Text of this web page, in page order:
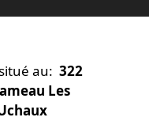
au: 322
Les